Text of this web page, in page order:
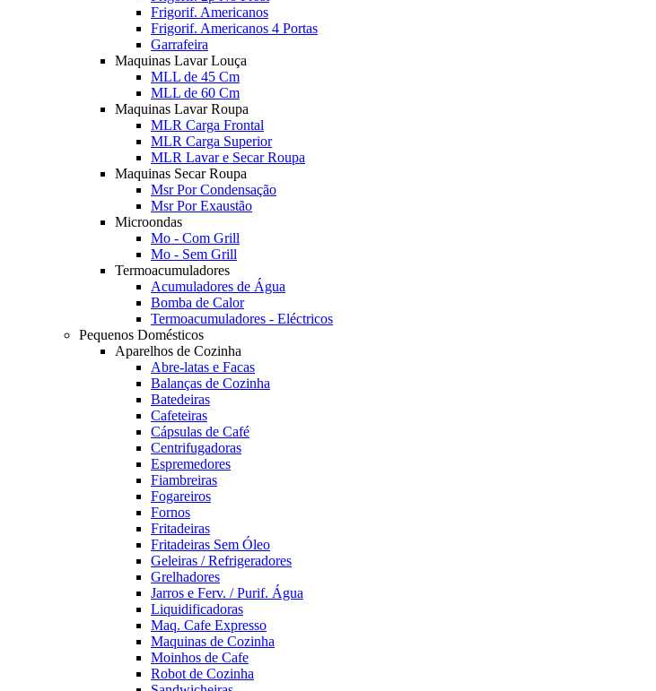
Frigorif. Americanos
Frigorif. Americanos 4 Portas
Garrafeira
Maquinas Lavar Louça
MLL de 45 Cm
MLL de 60 Cm
Maquinas Lavar Roupa
MLR Carga Frontal
MLR Carga Superior
MLR Lavar e Secar Roupa
Maquinas Secar Roupa
Msr Por Condensação
Msr Por Exaustão
Microondas
Mo - Com Grill
Mo - Sem Grill
Termoacumuladores
Acumuladores de Água
Bomba de Calor
Termoacumuladores - Eléctricos
Pequenos Domésticos
Aparelhos de Cozinha
Abre-latas e Facas
Balanças de Cozinha
Batedeiras
Cafeteiras
Cápsulas de Café
Centrifugadoras
Espremedores
Fiambreiras
Fogareiros
Fornos
Fritadeiras
Fritadeiras Sem Óleo
Geleiras / Refrigeradores
Grelhadores
Jarros e Ferv. / Purif. Água
Liquidificadoras
Maq. Cafe Expresso
Maquinas de Cozinha
Moinhos de Cafe
Robot de Cozinha